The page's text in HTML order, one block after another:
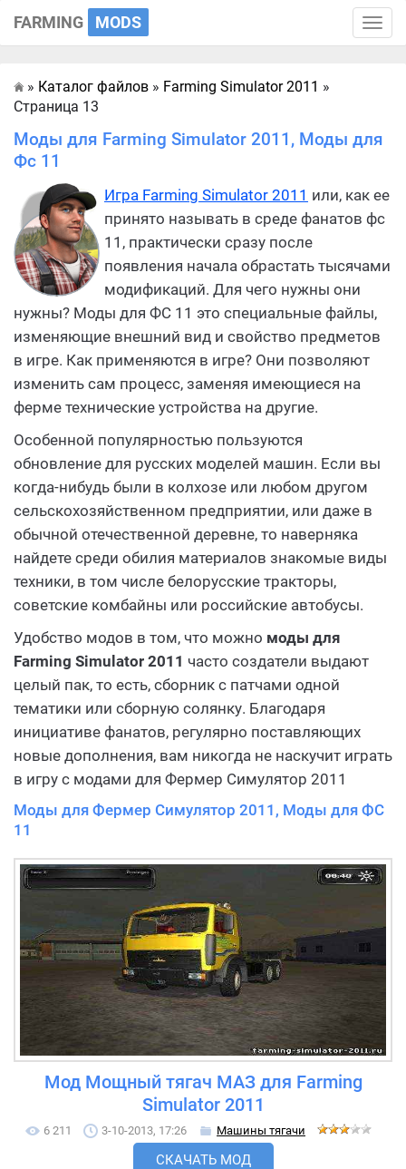
Toggle
FARMING MODS
Главная
» Каталог файлов » Farming Simulator 2011 »
Страница 13
Моды для Farming Simulator 2011, Моды для
Фс 11
Игра Farming Simulator 2011 или, как ее
принято называть в среде фанатов фс
11, практически сразу после
появления начала обрастать тысячами
модификаций. Для чего нужны они
нужны? Моды для ФС 11 это специальные файлы,
изменяющие внешний вид и свойство предметов
в игре. Как применяются в игре? Они позволяют
изменить сам процесс, заменяя имеющиеся на
ферме технические устройства на другие.
Особенной популярностью пользуются
обновление для русских моделей машин. Если вы
когда-нибудь были в колхозе или любом другом
сельскохозяйственном предприятии, или даже в
обычной отечественной деревне, то наверняка
найдете среди обилия материалов знакомые виды
техники, в том числе белорусские тракторы,
советские комбайны или российские автобусы.
Удобство модов в том, что можно моды для
Farming Simulator 2011 часто создатели выдают
целый пак, то есть, сборник с патчами одной
тематики или сборную солянку. Благодаря
инициативе фанатов, регулярно поставляющих
новые дополнения, вам никогда не наскучит играть
в игру с модами для Фермер Симулятор 2011
Моды для Фермер Симулятор 2011, Моды для ФС
11
Мод Мощный тягач МАЗ для Farming
Simulator 2011
6 211 3-10-2013, 17:26 Машины тягачи
СКАЧАТЬ МОД